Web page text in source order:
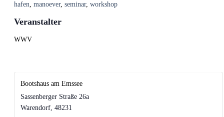
hafen, manoever, seminar, workshop
Veranstalter
WWV
Bootshaus am Emssee
Sassenberger Straße 26a
Warendorf 48231